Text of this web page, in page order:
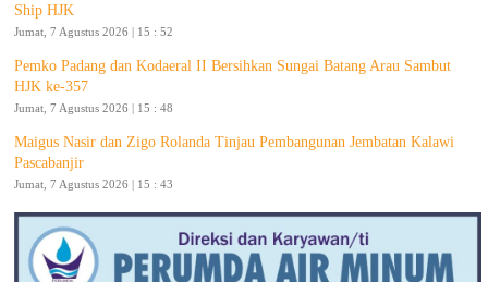
Ship HJK
Jumat, 7 Agustus 2026 | 15 : 52
Pemko Padang dan Kodaeral II Bersihkan Sungai Batang Arau Sambut
HJK ke-357
Jumat, 7 Agustus 2026 | 15 : 48
Maigus Nasir dan Zigo Rolanda Tinjau Pembangunan Jembatan Kalawi
Pascabanjir
Jumat, 7 Agustus 2026 | 15 : 43